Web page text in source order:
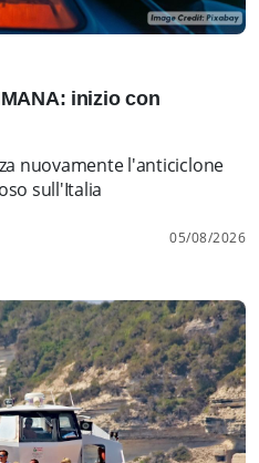
inizio con
nuovamente l'anticiclone
sull'Italia
05/08/2026